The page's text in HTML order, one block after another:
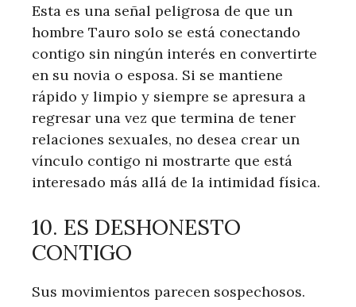
Esta es una señal peligrosa de que un
hombre Tauro solo se está conectando
contigo sin ningún interés en convertirte
en su novia o esposa. Si se mantiene
rápido y limpio y siempre se apresura a
regresar una vez que termina de tener
relaciones sexuales, no desea crear un
vínculo contigo ni mostrarte que está
interesado más allá de la intimidad física.
10. ES DESHONESTO
CONTIGO
Sus movimientos parecen sospechosos.